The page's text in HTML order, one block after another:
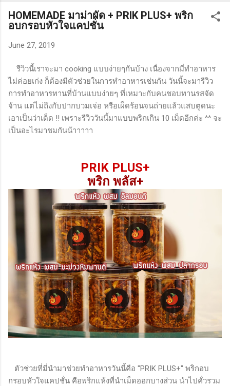
ดูจางลง ไม่มีส่วนผสมของแอลกอฮอล์ และน้ำหอม เนื้อซิลิโคนเจล
กันน้ำ ผ่านการทดสอบทางผิวหนัง (dermatologically tested)
รอบกล่องมีรายละเอียดผลิตภัณฑ์อยู่ ปริมาณสุทธิ 9 กรัม วิธีใช้ :
เดียวกัน ประมาณ 2-3 นาที ทาวันละ 2 ครั้ง เช้า - เย็น ความรู้สึก
ขณะใช้ : เนื้อเจลเป็นแบบซิล...
HOMEMADE มาม่าผัด + PRIK PLUS+ พริก
อบกรอบหัวใจแคปชั่น
June 27, 2019
รีวิวนี้เราจะมา cooking แบบง่ายๆกันบ้าง เนื่องจากมี่ทำอาหาร
ไม่ค่อยเก่ง ก็ต้องมีตัวช่วยในการทำอาหารเช่นกัน วันนี้จะมารีวิว
การทำอาหารทานที่บ้านแบบง่ายๆ ที่เหมาะกับคนชอบทานรสจัด
จ้าน แต่ไม่ถึงกับปากบวมเจ่อ หรือเผ็ดร้อนจนถ่ายแล้วแสบตูดนะ
เอาเป็นว่าเด็ด !! เพราะรีวิววันนี้มาแบบพริกเกิน 10 เม็ดอีกค่ะ ^^ จะ
เป็นอะไรมาชมกันน้าาาาา
PRIK PLUS+
พริก พลัส+
ตัวช่วยที่มี่นำมาช่วยทำอาหารวันนี้คือ "PRIK PLUS+" พริกอบ
กรอบหัวใจแคปชั่น คือพริกแห้งที่นำเม็ดออกบางส่วน นำไปคั่วรวม